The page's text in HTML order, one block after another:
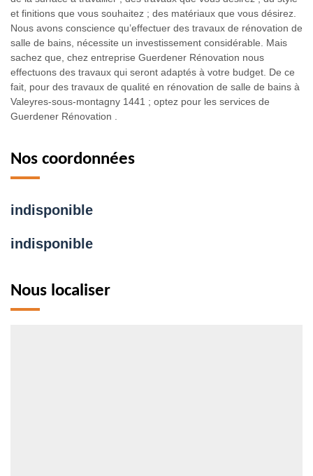
et finitions que vous souhaitez ; des matériaux que vous désirez.
Nous avons conscience qu’effectuer des travaux de rénovation de
salle de bains, nécessite un investissement considérable. Mais
sachez que, chez entreprise Guerdener Rénovation nous
effectuons des travaux qui seront adaptés à votre budget. De ce
fait, pour des travaux de qualité en rénovation de salle de bains à
Valeyres-sous-montagny 1441 ; optez pour les services de
Guerdener Rénovation .
Nos coordonnées
indisponible
indisponible
Nous localiser